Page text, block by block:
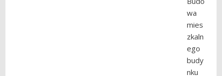
wa
mies
zkaln
ego
budy
nku